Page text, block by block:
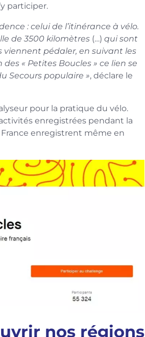
participer.
: celui de l’itinérance à vélo.
de 3500 kilomètres (…) qui sont
pédaler, en suivant les
« Petites Boucles » ce lien se
Secours populaire », déclare le
pour la pratique du vélo.
enregistrées pendant la
enregistrent même en
nos régions